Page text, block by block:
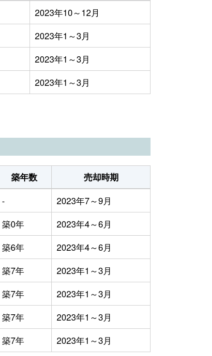
2023年10～12月
2023年1～3月
2023年1～3月
2023年1～3月
築年数
売却時期
-
2023年7～9月
築0年
2023年4～6月
築6年
2023年4～6月
築7年
2023年1～3月
築7年
2023年1～3月
築7年
2023年1～3月
築7年 2023年1～3月